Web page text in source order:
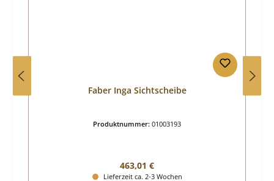
Faber Inga Sichtscheibe
Produktnummer: 01003193
Regulärer Preis:
463,01 €
Lieferzeit ca. 2-3 Wochen